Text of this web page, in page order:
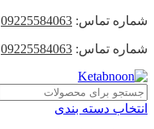
شماره تماس: 09225584063
شماره تماس: 09225584063
انتخاب دسته بندی